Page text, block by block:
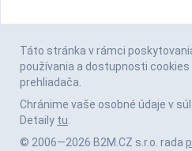
Táto stránka v rámci
používania a dostupnosti
prehliadača.
Chránime vaše osobné údaje v
Detaily tu.
© 2006—2026 B2M.CZ s.r.o. rada